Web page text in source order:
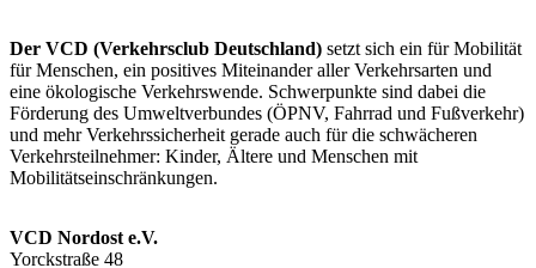
Der VCD (Verkehrsclub Deutschland) setzt sich ein für Mobilität
für Menschen, ein positives Miteinander aller Verkehrsarten und
eine ökologische Verkehrswende. Schwerpunkte sind dabei die
Förderung des Umweltverbundes (ÖPNV, Fahrrad und Fußverkehr)
und mehr Verkehrssicherheit gerade auch für die schwächeren
Verkehrsteilnehmer: Kinder, Ältere und Menschen mit
Mobilitätseinschränkungen.
VCD Nordost e.V.
Yorckstraße 48